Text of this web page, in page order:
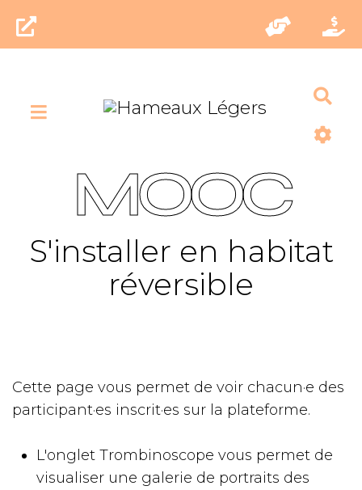
MOOC
S'installer en habitat
réversible
Cette page vous permet de voir chacun·e des
participant·es inscrit·es sur la plateforme.
L'onglet Trombinoscope vous permet de
visualiser une galerie de portraits des